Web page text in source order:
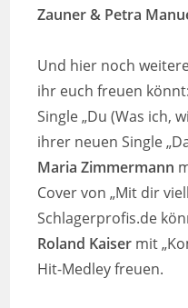
Zauner & Petra
Und hier noch
ihr euch freuen könnt:
Single „Du (Was ich,
ihrer neuen Single
Maria Zimmermann
Cover von „Mit dir
Schlagerprofis.de
Roland Kaiser mit
Hit-Medley freuen.